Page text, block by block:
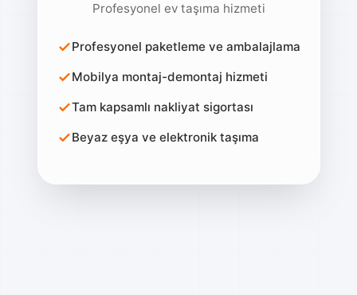
Profesyonel ev taşıma hizmeti
Profesyonel paketleme ve ambalajlama
Mobilya montaj-demontaj hizmeti
Tam kapsamlı nakliyat sigortası
Beyaz eşya ve elektronik taşıma